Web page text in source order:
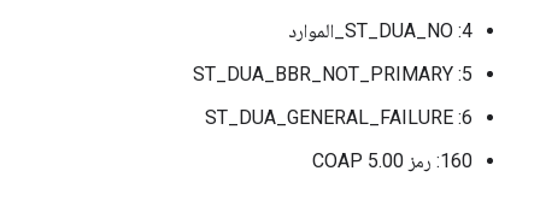
4: ST_DUA_NO_الموارد
5: ST_DUA_BBR_NOT_PRIMARY
6: ST_DUA_GENERAL_FAILURE
160: رمز COAP 5.00